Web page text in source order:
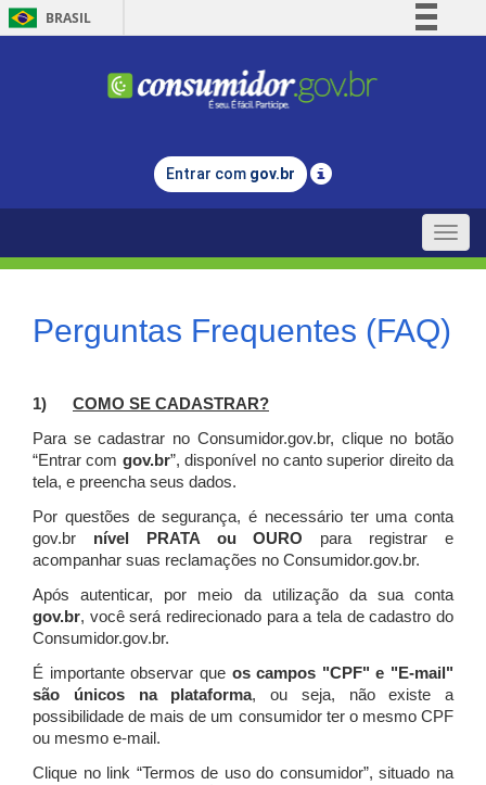
BRASIL
Comunica BR
Legislação
Entrar com gov.br
Toggle
Perguntas Frequentes (FAQ)
1) COMO SE CADASTRAR?
Para se cadastrar no Consumidor.gov.br, clique no botão
“Entrar com gov.br”, disponível no canto superior direito da
tela, e preencha seus dados.
Por questões de segurança, é necessário ter uma conta
gov.br nível PRATA ou OURO para registrar e
acompanhar suas reclamações no Consumidor.gov.br.
Após autenticar, por meio da utilização da sua conta
gov.br, você será redirecionado para a tela de cadastro do
Consumidor.gov.br.
É importante observar que os campos "CPF" e "E-mail"
são únicos na plataforma, ou seja, não existe a
possibilidade de mais de um consumidor ter o mesmo CPF
ou mesmo e-mail.
Clique no link “Termos de uso do consumidor”, situado na